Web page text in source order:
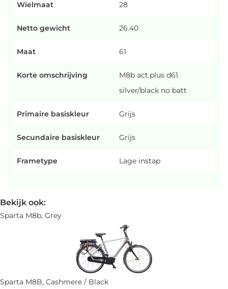
Wielmaat 28
Netto gewicht 26.40
Maat 61
Korte omschrijving
M8b act.plus d61
silver/black no batt
Primaire basiskleur Grijs
Secundaire basiskleur Grijs
Frametype Lage instap
Bekijk ook:
Sparta M8b, Grey
Sparta M8B, Cashmere / Black